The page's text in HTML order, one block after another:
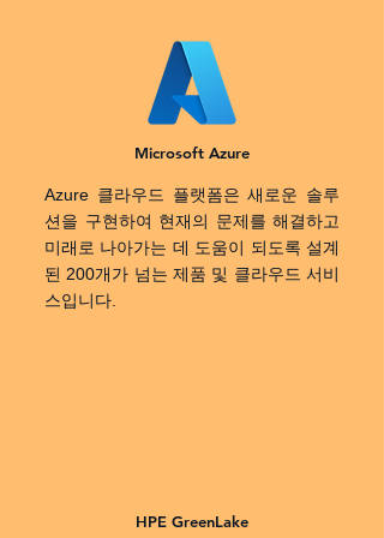
Microsoft Azure
Azure 클라우드 플랫폼은 새로운 솔루
션을 구현하여 현재의 문제를 해결하고
미래로 나아가는 데 도움이 되도록 설계
된 200개가 넘는 제품 및 클라우드 서비
스입니다.
HPE GreenLake